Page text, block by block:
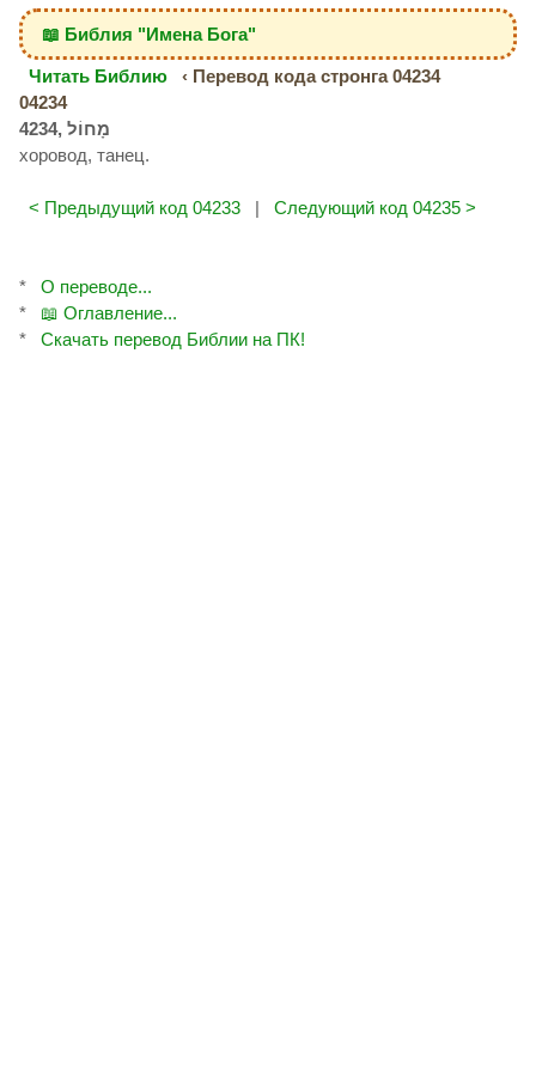
📖 Библия "Имена Бога"
Читать Библию
‹ Перевод кода стронга 04234
04234
хоровод, танец.
< Предыдущий код 04233 | Следующий код 04235 >
*
О переводе...
*
📖 Оглавление...
*
Скачать перевод Библии на ПК!